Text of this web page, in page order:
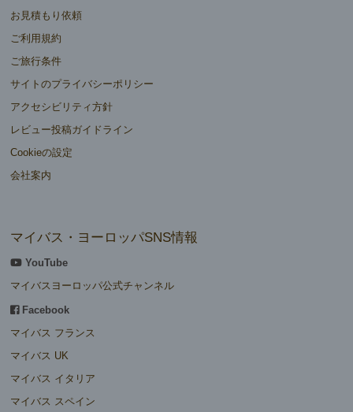
お見積もり依頼
ご利用規約
ご旅行条件
サイトのプライバシーポリシー
アクセシビリティ方針
レビュー投稿ガイドライン
Cookieの設定
会社案内
マイバス・ヨーロッパSNS情報
YouTube
マイバスヨーロッパ公式チャンネル
Facebook
マイバス フランス
マイバス UK
マイバス イタリア
マイバス スペイン